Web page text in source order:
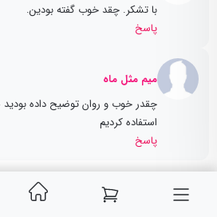
با تشکر. چقد خوب گفته بودین.
پاسخ
میم مثل ماه
چقدر خوب و روان توضیح داده بودید
استفاده کردیم
پاسخ
مشاهده همه نظرات